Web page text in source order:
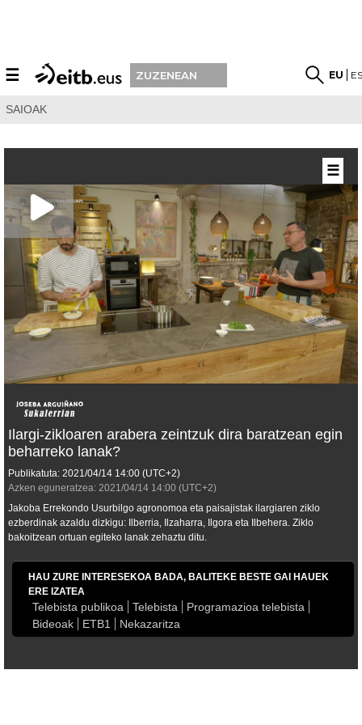
☰ ZUZENEAN EU
SAIOAK
Ilargi-zikloaren arabera zeintzuk dira baratzean egin
beharreko lanak?
Publikatuta: 2021/04/14 14:00 (UTC+2)
Azken eguneratzea: 2021/04/14 14:00 (UTC+2)
Jakoba Errekondo Usurbilgo agronomoa eta paisajistak ilargiaren ziklo
ezberdinak azaldu dizkigu: Ilberria, Ilzaharra, Ilgora eta Ilbehera. Ziklo
bakoitzean ortuan egiteko lanak zehaztu ditu.
HAU ZURE INTERESEKOA BADA, BALITEKE BESTE GAI HAUEK
ERE IZATEA
Telebista publikoa Telebista
Programazioa telebista
Bideoak
ETB1 Nekazaritza
☰